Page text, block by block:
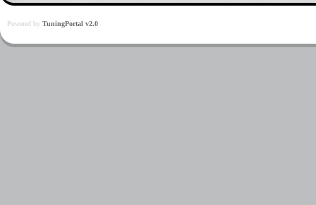
Powered by TuningPortal v2.0